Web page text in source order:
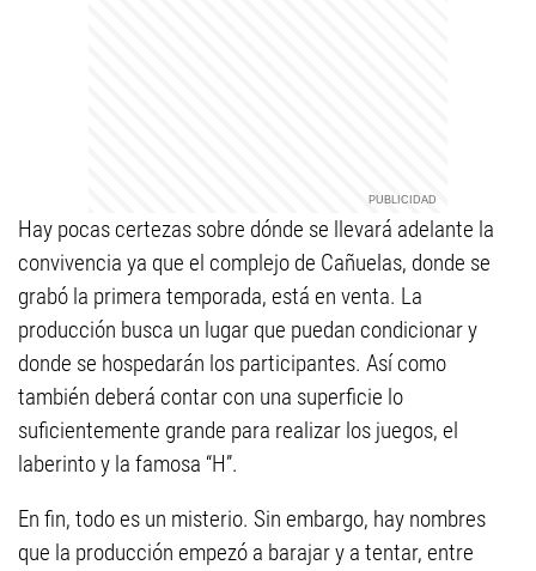
Hay pocas certezas sobre dónde se llevará adelante la
convivencia ya que el complejo de Cañuelas, donde se
grabó la primera temporada, está en venta. La
producción busca un lugar que puedan condicionar y
donde se hospedarán los participantes. Así como
también deberá contar con una superficie lo
suficientemente grande para realizar los juegos, el
laberinto y la famosa “H”.
En fin, todo es un misterio. Sin embargo, hay nombres
que la producción empezó a barajar y a tentar, entre